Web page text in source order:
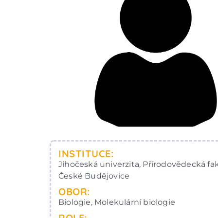
INSTITUCE:
Jihočeská univerzita, Přírodovědecká
České Budějovice
OBOR:
Biologie, Molekulární biologie